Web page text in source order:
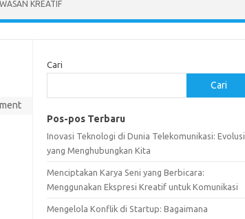
KREATIF
Cari
Cari
Pos-pos Terbaru
Inovasi Teknologi di Dunia Telekomunikasi: Evolusi
yang Menghubungkan Kita
Menciptakan Karya Seni yang Berbicara:
Menggunakan Ekspresi Kreatif untuk Komunikasi
Mengelola Konflik di Startup: Bagaimana